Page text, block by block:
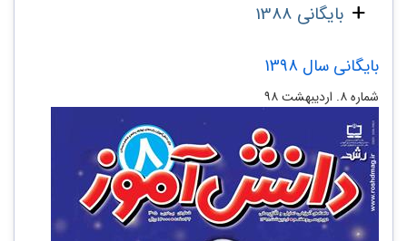
بایگانی 1388
بایگانی سال 1398
شماره ۸. اردیبهشت ۹۸